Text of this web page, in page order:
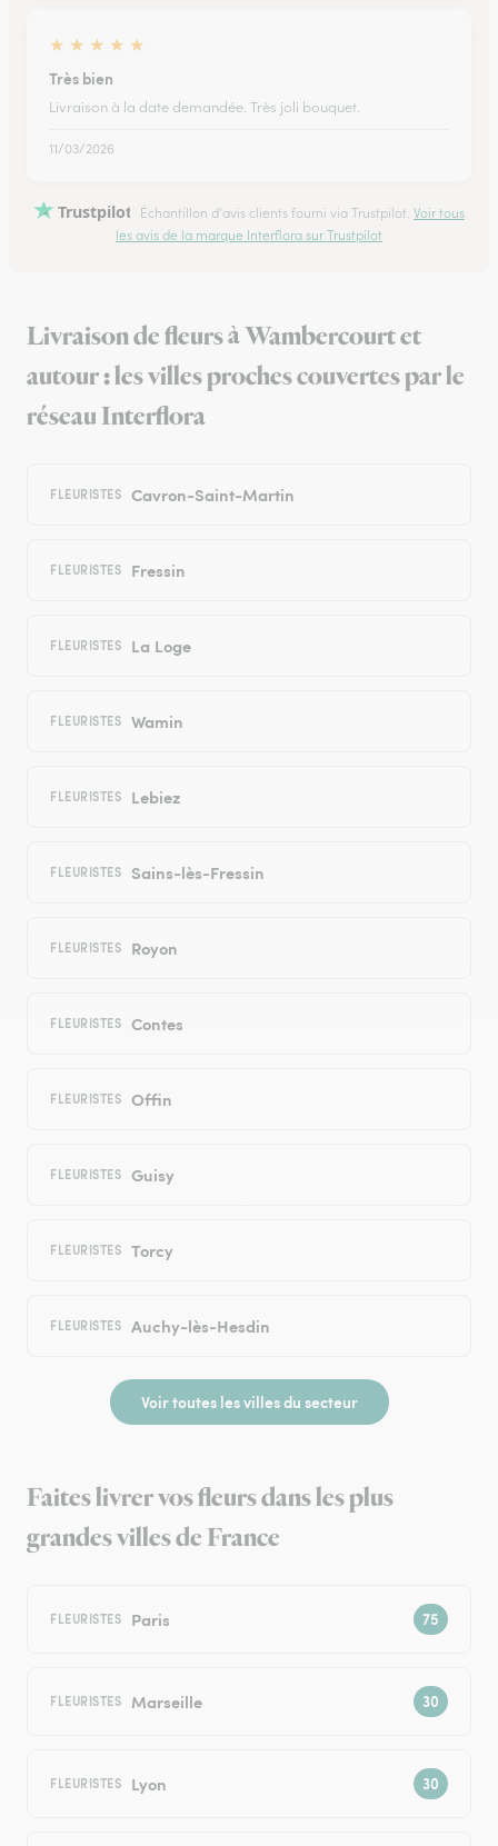
★ ★ ★ ★ ★
Très bien
Livraison à la date demandée. Très joli bouquet.
11/03/2026
Trustpilot Échantillon d'avis clients fourni via Trustpilot. Voir tous
les avis de la marque Interflora sur Trustpilot
Livraison de fleurs à Wambercourt et
autour : les villes proches couvertes par le
réseau Interflora
FLEURISTES Cavron-Saint-Martin
FLEURISTES Fressin
FLEURISTES La Loge
FLEURISTES Wamin
FLEURISTES Lebiez
FLEURISTES Sains-lès-Fressin
FLEURISTES Royon
FLEURISTES Contes
FLEURISTES Offin
FLEURISTES Guisy
FLEURISTES Torcy
FLEURISTES Auchy-lès-Hesdin
Voir toutes les villes du secteur
Faites livrer vos fleurs dans les plus
grandes villes de France
FLEURISTES Paris
FLEURISTES Marseille
FLEURISTES Lyon